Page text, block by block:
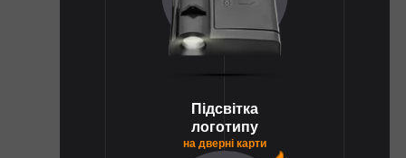
Підсвітка
логотипу
на дверні карти